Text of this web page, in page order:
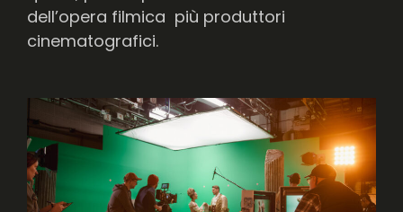
dell’opera filmica più produttori
cinematografici.